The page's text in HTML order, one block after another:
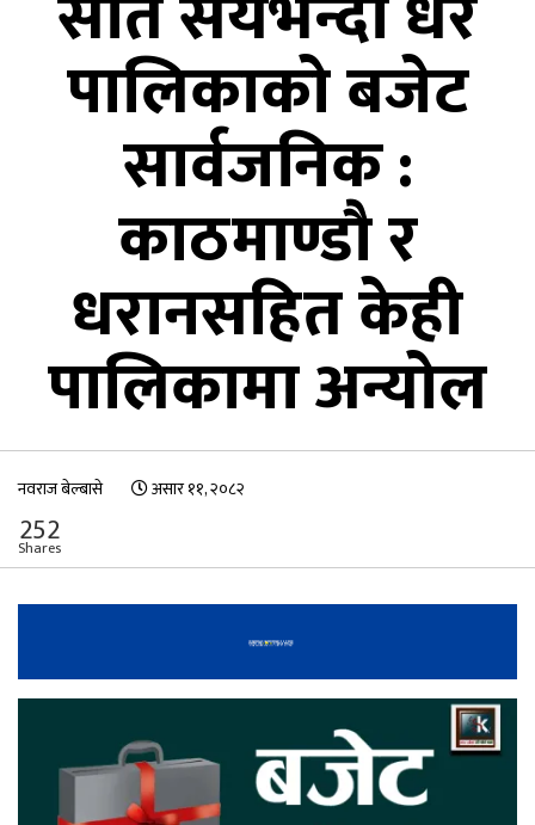
पालिकाको बजेट
सार्वजनिक :
काठमाण्डौ र
धरानसहित केही
पालिकामा अन्योल
नवराज बेल्बासे असार ११, २०८२
252
Shares